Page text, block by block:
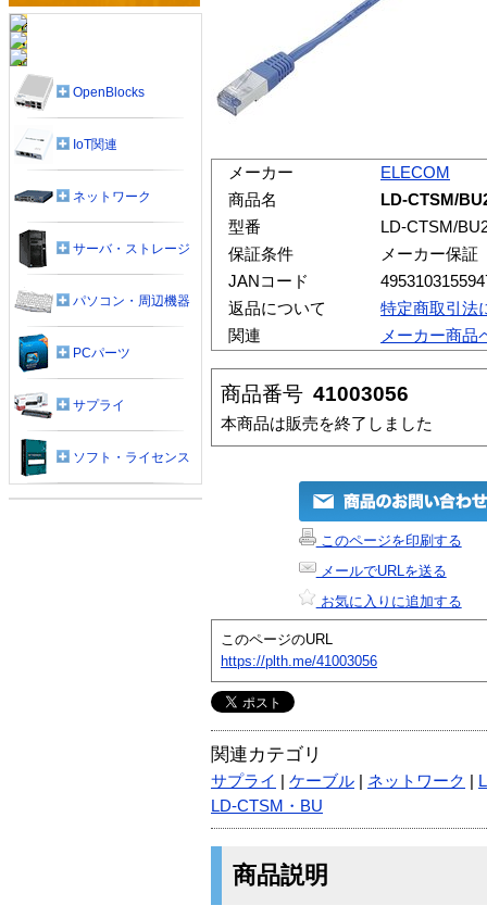
メーカー
ELECOM
商品名
LD-CTSM/
型番
LD-CTSM/
保証条件
メーカー保証
JANコード
返品について
特定商取引法
関連
メーカー商品
商品番号 41003056
本商品は販売を終了しました
このページを印刷する
メールでURLを送る
お気に入りに追加する
このページのURL
https://plth.me/41003056
関連カテゴリ
サプライ ケーブル ネットワーク
LD-CTSM・BU
商品説明
OpenBlocks
IoT関連
ネットワーク
サーバ・ストレージ
パソコン・周辺機器
PCパーツ
サプライ
ソフト・ライセンス